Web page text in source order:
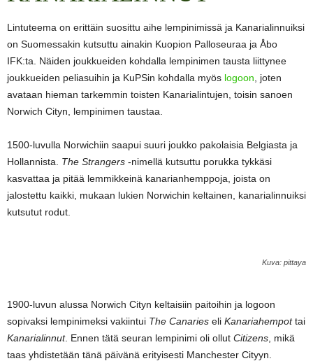
Lintuteema on erittäin suosittu aihe lempinimissä ja Kanarialinnuiksi
on Suomessakin kutsuttu ainakin Kuopion Palloseuraa ja Åbo
IFK:ta. Näiden joukkueiden kohdalla lempinimen tausta liittynee
joukkueiden peliasuihin ja KuPSin kohdalla myös logoon , joten
avataan hieman tarkemmin toisten Kanarialintujen, toisin sanoen
Norwich Cityn, lempinimen taustaa.
1500-luvulla Norwichiin saapui suuri joukko pakolaisia Belgiasta ja
Hollannista. The Strangers -nimellä kutsuttu porukka tykkäsi
kasvattaa ja pitää lemmikkeinä kanarianhemppoja, joista on
jalostettu kaikki, mukaan lukien Norwichin keltainen, kanarialinnuiksi
kutsutut rodut.
Kuva: pittaya
1900-luvun alussa Norwich Cityn keltaisiin paitoihin ja logoon
sopivaksi lempinimeksi vakiintui The Canaries eli Kanariahempottai
Kanarialinnut. Ennen tätä seuran lempinimi oli ollut Citizens , mikä
taas yhdistetään tänä päivänä erityisesti Manchester Cityyn.